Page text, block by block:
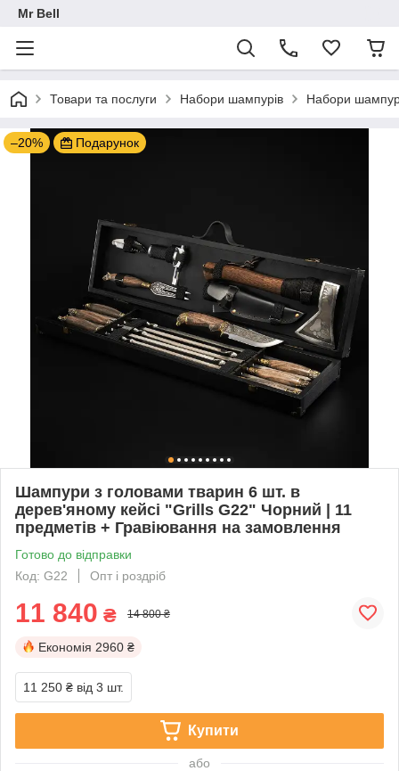
Mr Bell
Товари та послуги Набори шампурів Набори
–20% Подарунок
Шампури з головами тварин 6 шт. в
дерев'яному кейсі "Grills G22" Чорний | 11
предметів + Гравіювання на замовлення
Готово до відправки
Код: G22
Опт і роздріб
11 840 ₴ 14 800 ₴
Економія 2960 ₴
11 250 ₴ від 3 шт.
Купити
або